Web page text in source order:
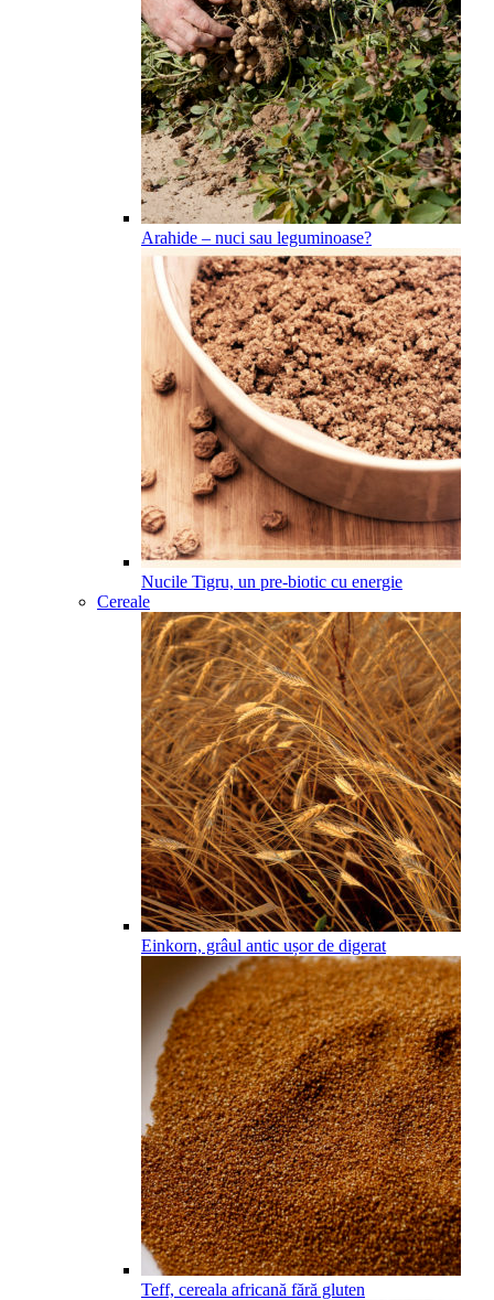
Arahide – nuci sau leguminoase?
Nucile Tigru, un pre-biotic cu energie
Cereale
Einkorn, grâul antic ușor de digerat
Teff, cereala africană fără gluten